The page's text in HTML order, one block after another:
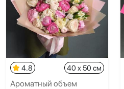
4.8 40 x 50 см
Ароматный объем